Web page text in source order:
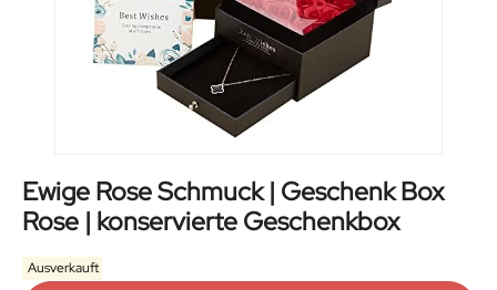
Ewige Rose Schmuck | Geschenk Box
Rose | konservierte Geschenkbox
Ausverkauft